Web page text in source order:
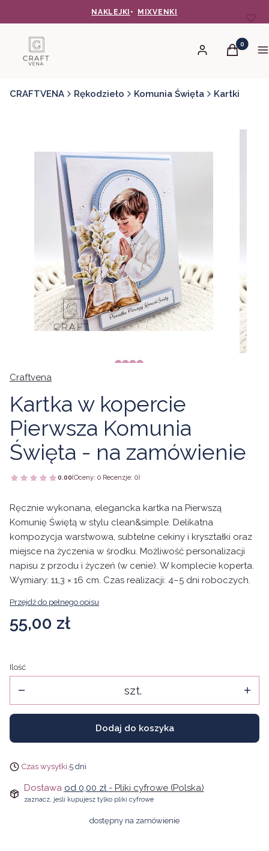
NAKLEJKI • MIXVENKI
Zaloguj sięProdukty
Koszyk
CRAFTVENA Rękodzieło Komunia Święta Kartki
Craftvena
Kartka w kopercie
Pierwsza Komunia
Święta - na zamówienie
0.00(Oceny: 0 Recenzje: 0)
Ręcznie wykonana, elegancka kartka na Pierwszą
Komunię Świętą w stylu clean&simple. Delikatna
kompozycja warstwowa, subtelne cekiny i kryształki oraz
miejsce na życzenia w środku. Możliwość personalizacji
napisu z przodu i życzeń (w cenie). W komplecie koperta.
Wymiary: 11,3 × 16 cm. Czas realizacji: 4–5 dni roboczych.
Przejdź do pełnego opisu
Cena
55,00 zł
Ilość
szt.
Dodaj do koszyka
Czas wysyłki:5 dni
Dostawa od 0,00 zł - Pliki cyfrowe (Polska)
zaznacz, jeśli kupujesz tylko pliki cyfrowe
dostępny na zamówienie